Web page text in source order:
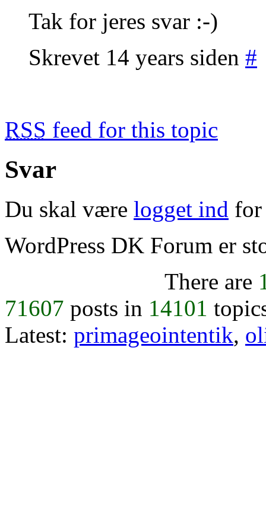
Tak for jeres svar :-)
Skrevet 14 years siden #
RSS feed for this topic
Svar
Du skal være logget ind for
WordPress DK Forum er
There are
71607 posts in 14101
Latest: primageointentik,